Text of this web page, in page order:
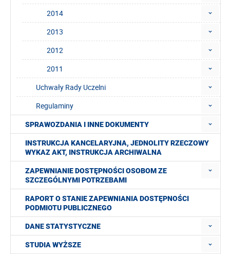
2014
2013
2012
2011
Uchwały Rady Uczelni
Regulaminy
SPRAWOZDANIA I INNE DOKUMENTY
INSTRUKCJA KANCELARYJNA, JEDNOLITY RZECZOWY
WYKAZ AKT, INSTRUKCJA ARCHIWALNA
ZAPEWNIANIE DOSTĘPNOŚCI OSOBOM ZE
SZCZEGÓLNYMI POTRZEBAMI
RAPORT O STANIE ZAPEWNIANIA DOSTĘPNOŚCI
PODMIOTU PUBLICZNEGO
DANE STATYSTYCZNE
STUDIA WYŻSZE